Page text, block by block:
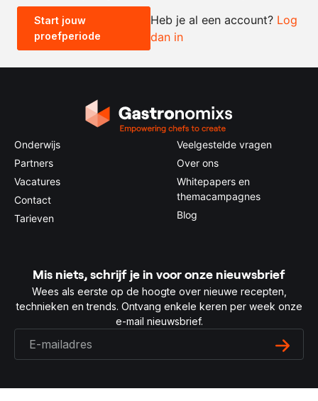
0.5x 1x 2x
Start jouw
proefperiode
Heb je al een account? Log
dan in
Onderwijs
Partners
Vacatures
Contact
Tarieven
Veelgestelde vragen
Over ons
Whitepapers en
themacampagnes
Blog
Mis niets, schrijf je in voor onze nieuwsbrief
Wees als eerste op de hoogte over nieuwe recepten,
technieken en trends. Ontvang enkele keren per week onze
e-mail nieuwsbrief.